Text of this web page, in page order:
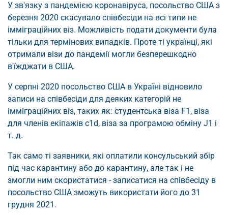
У зв'язку з пандемією коронавіруса, посольство США з
березня 2020 скасувало співбесіди на всі типи не
імміграційних віз. Можливість подати документи була
тільки для термінових випадків. Проте ті українці, які
отримали візи до пандемії могли безперешкодно
в'їжджати в США.
У серпні 2020 посольство США в Україні відновило
записи на співбесіди для деяких категорій не
імміграційних віз, таких як: студентська віза F1, віза
для членів екіпажів c1d, віза за програмою обміну J1 і
т. д.
Так само ті заявники, які оплатили консульський збір
під час карантину або до карантину, але так і не
змогли ним скористатися - записатися на співбесіду в
посольство США зможуть використати його до 31
грудня 2021.